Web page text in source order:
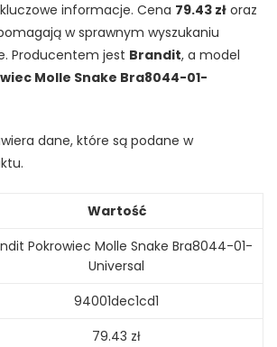
informacje. Cena 79.43 zł oraz
w sprawnym wyszukaniu
Producentem jest Brandit, a model
Molle Snake Bra8044-01-
dane, które są podane w
Wartość
Pokrowiec Molle Snake Bra8044-01-
Universal
94001dec1cd1
79.43 zł